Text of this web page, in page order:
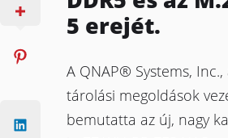
5 erejét.
A QNAP® Systems,
tárolási megoldások
bemutatta az új, nagy